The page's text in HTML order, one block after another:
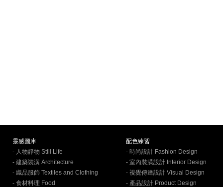
靈感圖庫
- 人物靜物 Still Life
- 建築裝潢 Architecture
- 織品服飾 Textiles and Clothing
- 食材料理 Food
配色練習
- 時尚設計 Fashion Design
- 室內裝潢設計 Interior Design
- 視覺傳達設計 Visual Design
- 產品設計 Product Design